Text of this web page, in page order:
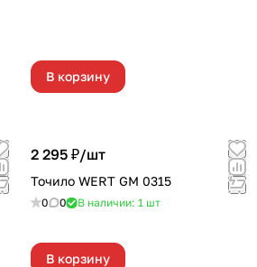
В корзину
2 295 ₽/шт
Точило WERT GM 0315
0 0 В наличии: 1 шт
В корзину